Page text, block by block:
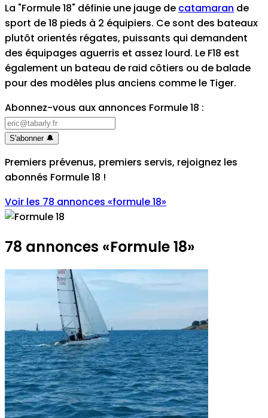
La "Formule 18" définie une jauge de catamaran de
sport de 18 pieds à 2 équipiers. Ce sont des bateaux
plutôt orientés régates, puissants qui demandent
des équipages aguerris et assez lourd. Le F18 est
également un bateau de raid côtiers ou de balade
pour des modèles plus anciens comme le Tiger.
Abonnez-vous aux annonces Formule 18 :
S'abonner 🔔
Premiers prévenus, premiers servis, rejoignez les
abonnés Formule 18 !
Voir les 78 annonces «formule 18»
78 annonces «Formule 18»